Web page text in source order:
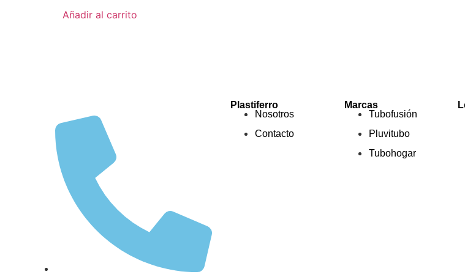
Añadir al carrito
Plastiferro
Nosotros
Contacto
Marcas
Tubofusión
Pluvitubo
Tubohogar